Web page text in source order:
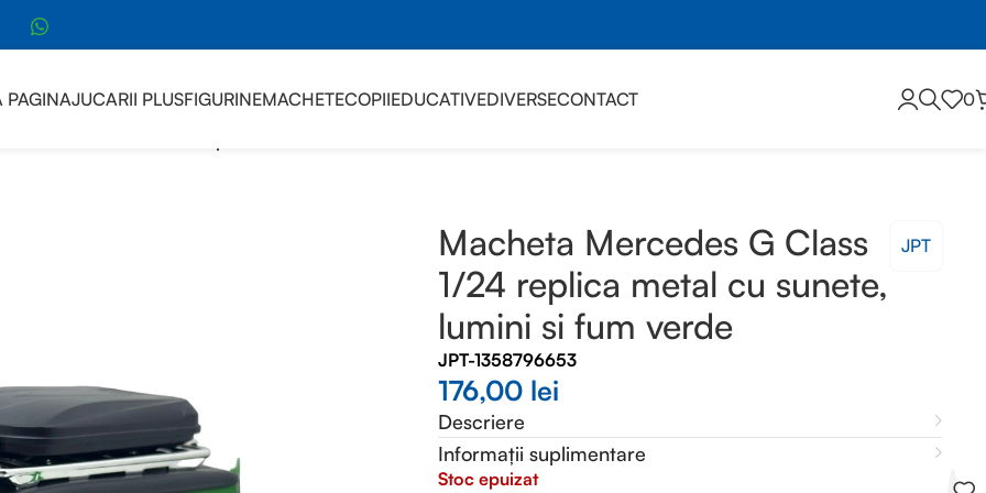
PAGINAJUCARII PLUSFIGURINEMACHETECOPIIEDUCATIVEDIVERSECONTACT
0
Macheta Mercedes G Class
1/24 replica metal cu sunete,
lumini si fum verde
JPT
JPT-1358796653
176,00 lei
Descriere
Informații suplimentare
Stoc epuizat